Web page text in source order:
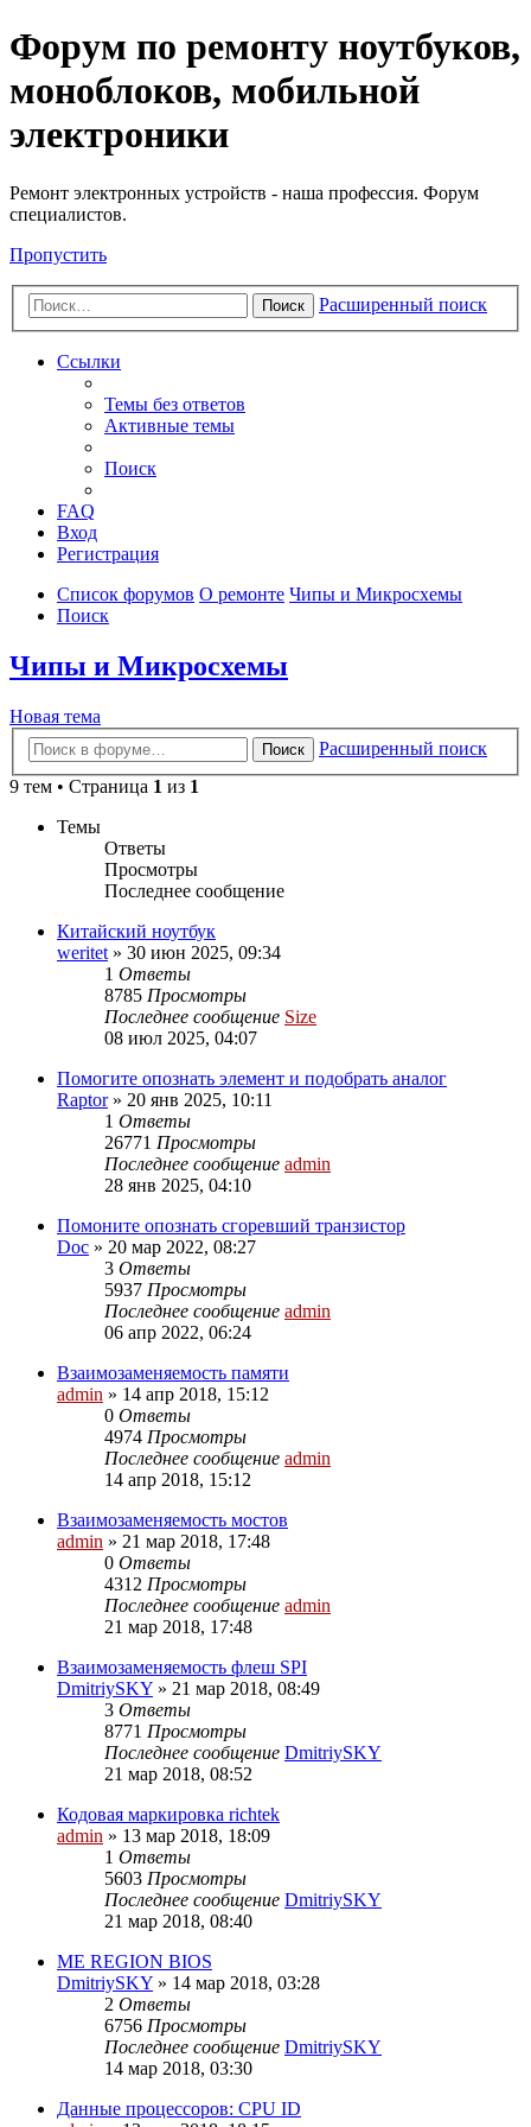
Регистрация
Форум по ремонту ноутбуков,
моноблоков, мобильной
электроники
Ремонт электронных устройств - наша профессия. Форум
специалистов.
Пропустить
Поиск Расширенный поиск
Ссылки
Темы без ответов
Активные темы
Поиск
FAQ
Вход
Регистрация
Список форумов О ремонте Чипы и Микросхемы
Поиск
Чипы и Микросхемы
Новая
тема
Новая тема
Поиск
Расширенный поиск
9 тем • Страница 1 из 1
Темы
Ответы
Просмотры
Последнее сообщение
Китайский ноутбук
weritet » 30 июн 2025, 09:34
1 Ответы
8785 Просмотры
Последнее сообщение Size
08 июл 2025, 04:07
Помогите опознать элемент и подобрать аналог
Raptor» 20 янв 2025, 10:11
1 Ответы
26771 Просмотры
Последнее сообщение admin
28 янв 2025, 04:10
Помоните опознать сгоревший транзистор
Doc » 20 мар 2022, 08:27
3 Ответы
5937 Просмотры
Последнее сообщение admin
06 апр 2022, 06:24
Взаимозаменяемость памяти
admin » 14 апр 2018, 15:12
0 Ответы
4974 Просмотры
Последнее сообщение admin
14 апр 2018, 15:12
Взаимозаменяемость мостов
admin » 21 мар 2018, 17:48
0 Ответы
4312 Просмотры
Последнее сообщение admin
21 мар 2018, 17:48
Взаимозаменяемость флеш SPI
DmitriySKY » 21 мар 2018, 08:49
3 Ответы
8771 Просмотры
Последнее сообщение DmitriySKY
21 мар 2018, 08:52
Кодовая маркировка richtek
admin » 13 мар 2018, 18:09
1 Ответы
5603 Просмотры
Последнее сообщение DmitriySKY
21 мар 2018, 08:40
ME REGION BIOS
DmitriySKY » 14 мар 2018, 03:28
2 Ответы
6756 Просмотры
Последнее сообщение DmitriySKY
14 мар 2018, 03:30
Данные процессоров: CPU ID